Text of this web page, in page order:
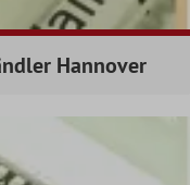
Hannover